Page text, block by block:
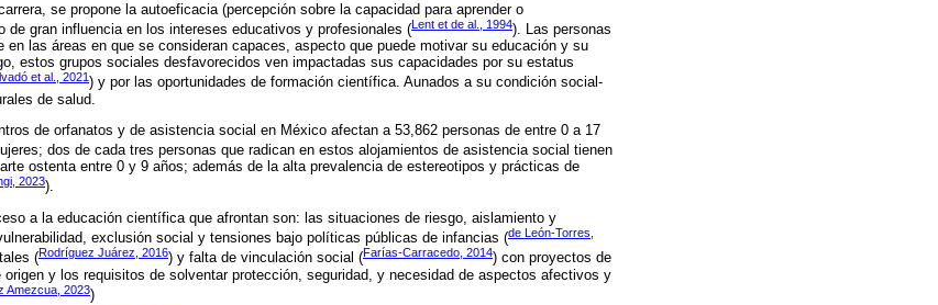
se propone la autoeficacia (percepción sobre la capacidad para aprender o
de gran influencia en los intereses educativos y profesionales (Lent et de al., 1994). Las personas
en las áreas en que se consideran capaces, aspecto que puede motivar su educación y su
estos grupos sociales desfavorecidos ven impactadas sus capacidades por su estatus
et al., 2021 ) y por las oportunidades de formación científica. Aunados a su condición social-
de salud.
de orfanatos y de asistencia social en México afectan a 53,862 personas de entre 0 a 17
dos de cada tres personas que radican en estos alojamientos de asistencia social tienen
ostenta entre 0 y 9 años; además de la alta prevalencia de estereotipos y prácticas de
2023).
a la educación científica que afrontan son: las situaciones de riesgo, aislamiento y
exclusión social y tensiones bajo políticas públicas de infancias (de León-Torres,
(Rodríguez Juárez, 2016) y falta de vinculación social (Farías-Carracedo, 2014) con proyectos de
y los requisitos de solventar protección, seguridad, y necesidad de aspectos afectivos y
Amezcua, 2023)